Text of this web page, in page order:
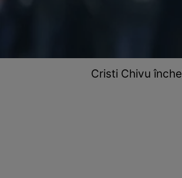
Cristi Chivu